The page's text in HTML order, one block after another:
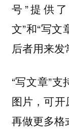
号”提供
文”和“写文
后者用来发
“写文章”
图片，可
再做更多格